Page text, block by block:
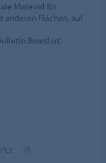
Material für
anderen Flächen, auf
Board ist: